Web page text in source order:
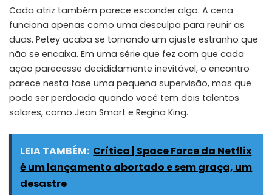
Cada atriz também parece esconder algo. A cena
funciona apenas como uma desculpa para reunir as
duas. Petey acaba se tornando um ajuste estranho que
não se encaixa. Em uma série que fez com que cada
ação parecesse decididamente inevitável, o encontro
parece nesta fase uma pequena supervisão, mas que
pode ser perdoada quando você tem dois talentos
solares, como Jean Smart e Regina King.
LEIA TAMBÉM: Crítica | Space Force da Netflix
é um lançamento abortado e sem graça, um
desastre